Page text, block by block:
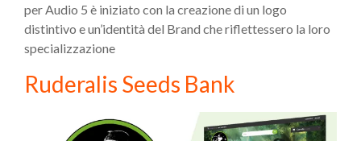
per Audio 5 è iniziato con la creazione di un logo
distintivo e un’identità del Brand che riflettessero la loro
specializzazione
Ruderalis Seeds Bank